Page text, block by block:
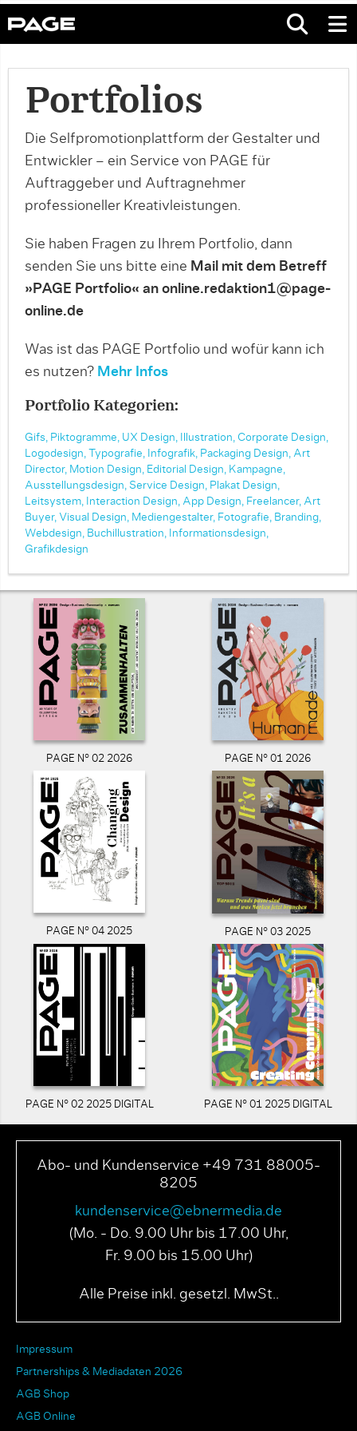
Portfolios
Die Selfpromotionplattform der Gestalter und
Entwickler – ein Service von PAGE für
Auftraggeber und Auftragnehmer
professioneller Kreativleistungen.
Sie haben Fragen zu Ihrem Portfolio, dann
senden Sie uns bitte eine Mail mit dem Betreff
»PAGE Portfolio« an online.redaktion1@page-
online.de
Was ist das PAGE Portfolio und wofür kann ich
es nutzen? Mehr Infos
Portfolio Kategorien:
Gifs, Piktogramme, UX Design, Illustration, Corporate Design,
Logodesign,
Typografie, Infografik, Packaging Design, Art
Director, Motion Design, Editorial Design, Kampagne,
Ausstellungsdesign, Service Design, Plakat Design,
Leitsystem, Interaction Design, App Design, Freelancer, Art
Buyer, Visual Design, Mediengestalter, Fotografie, Branding,
Webdesign, Buchillustration, Informationsdesign,
Grafikdesign
PAGE N° 02 2026 PAGE N° 01 2026
PAGE N° 04 2025 PAGE N° 03 2025
PAGE N° 02 2025 DIGITAL PAGE N° 01 2025 DIGITAL
Abo- und Kundenservice +49 731 88005-
8205
kundenservice@ebnermedia.de
(Mo. - Do. 9.00 Uhr bis 17.00 Uhr,
Fr. 9.00 bis 15.00 Uhr)
Alle Preise inkl. gesetzl. MwSt..
Impressum
Partnerships & Mediadaten 2026
AGB Shop
AGB Online